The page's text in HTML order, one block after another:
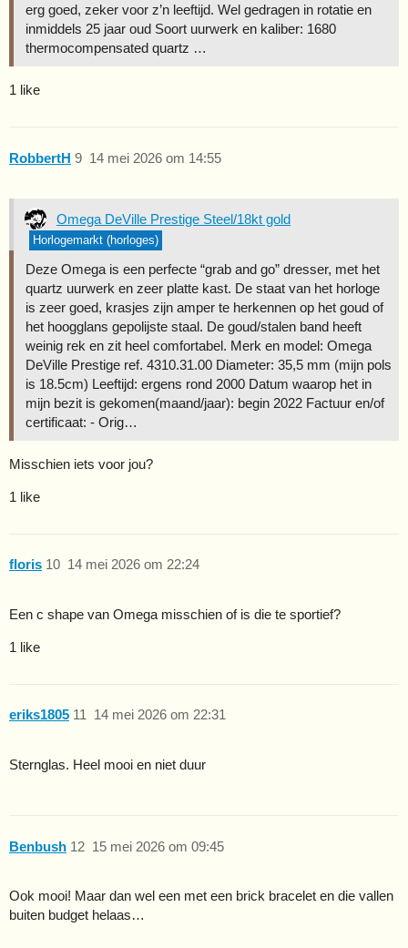
erg goed, zeker voor z’n leeftijd. Wel gedragen in rotatie en
inmiddels 25 jaar oud Soort uurwerk en kaliber: 1680
thermocompensated quartz …
1 like
RobbertH 14 mei 2026 om 14:55
9
Omega DeVille Prestige Steel/18kt gold
Horlogemarkt (horloges)
Deze Omega is een perfecte “grab and go” dresser, met het
quartz uurwerk en zeer platte kast. De staat van het horloge
is zeer goed, krasjes zijn amper te herkennen op het goud of
het hoogglans gepolijste staal. De goud/stalen band heeft
weinig rek en zit heel comfortabel. Merk en model: Omega
DeVille Prestige ref. 4310.31.00 Diameter: 35,5 mm (mijn pols
is 18.5cm) Leeftijd: ergens rond 2000 Datum waarop het in
mijn bezit is gekomen(maand/jaar): begin 2022 Factuur en/of
certificaat: - Orig…
Misschien iets voor jou?
1 like
floris 14 mei 2026 om 22:24
10
Een c shape van Omega misschien of is die te sportief?
1 like
eriks1805 14 mei 2026 om 22:31
11
Sternglas. Heel mooi en niet duur
Benbush 15 mei 2026 om 09:45
12
Ook mooi! Maar dan wel een met een brick bracelet en die vallen
buiten budget helaas…